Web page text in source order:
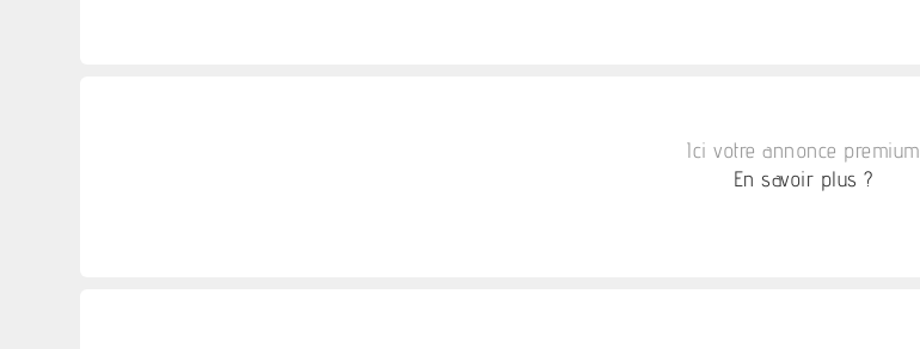
Ici votre annonce premium
En savoir plus ?